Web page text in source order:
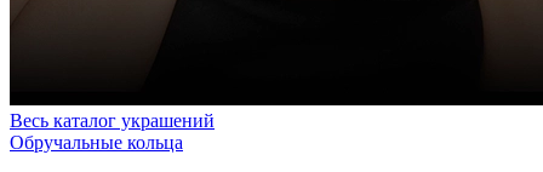
Весь каталог украшений
Обручальные кольца